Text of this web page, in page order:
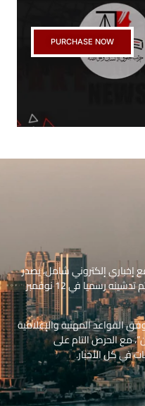
PURCHASE NOW
إلكتروني شامل، يصدر
عن حزب “حقوق الإنسان والمواطنة”، وتم تدشينه رسميا في 12 نوفمبر
القواعد المهنية والإعلامية
مع الحرص التام على
في كل الأخبار.